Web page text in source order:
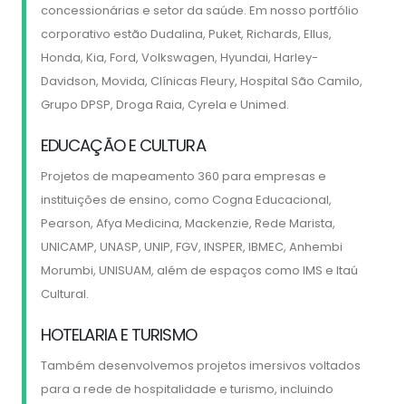
concessionárias e setor da saúde. Em nosso portfólio
corporativo estão Dudalina, Puket, Richards, Ellus,
Honda, Kia, Ford, Volkswagen, Hyundai, Harley-
Davidson, Movida, Clínicas Fleury, Hospital São Camilo,
Grupo DPSP, Droga Raia, Cyrela e Unimed.
EDUCAÇÃO E CULTURA
Projetos de mapeamento 360 para empresas e
instituições de ensino, como Cogna Educacional,
Pearson, Afya Medicina, Mackenzie, Rede Marista,
UNICAMP, UNASP, UNIP, FGV, INSPER, IBMEC, Anhembi
Morumbi, UNISUAM, além de espaços como IMS e Itaú
Cultural.
HOTELARIA E TURISMO
Também desenvolvemos projetos imersivos voltados
para a rede de hospitalidade e turismo, incluindo